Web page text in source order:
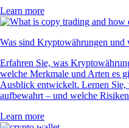
Learn more
Was sind Kryptowährungen und
Erfahren Sie, was
welche Merkmale und Arten es
Ausblick entwickelt. Lernen Sie,
aufbewahrt – und welche
Learn more